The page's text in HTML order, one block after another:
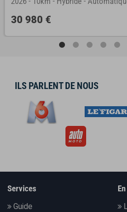
30 980 €
ILS PARLENT DE NOUS
Services
Guide